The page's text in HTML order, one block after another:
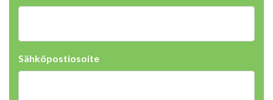
Sähköpostiosoite